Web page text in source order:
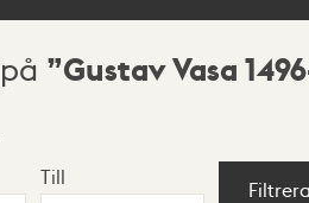
Gustav Vasa
Till